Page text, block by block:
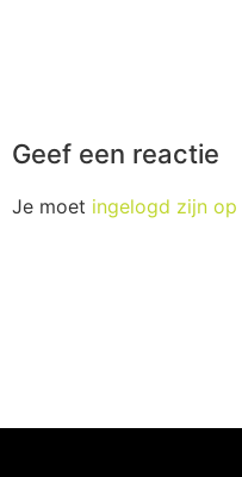
Geef een reactie
Je moet ingelogd zijn op